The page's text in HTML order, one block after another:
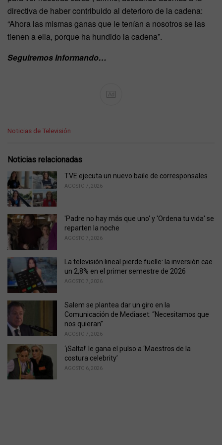
directiva de haber contribuido al deterioro de la cadena:
“Ahora las mismas ganas que le tenían a nosotros se las
tienen a ella, porque ha hundido la cadena”.
Seguiremos Informando…
Ad
C
e
o
r
i
e
:
Noticias de Televisión
Noticias relacionadas
TVE ejecuta un nuevo baile de corresponsales
AGOSTO 7, 2026
'Padre no hay más que uno' y 'Ordena tu vida' se
reparten la noche
AGOSTO 7, 2026
La televisión lineal pierde fuelle: la inversión cae
un 2,8% en el primer semestre de 2026
AGOSTO 7, 2026
Salem se plantea dar un giro en la
Comunicación de Mediaset: “Necesitamos que
nos quieran”
AGOSTO 7, 2026
‘¡Salta!’ le gana el pulso a ‘Maestros de la
costura celebrity’
AGOSTO 6, 2026